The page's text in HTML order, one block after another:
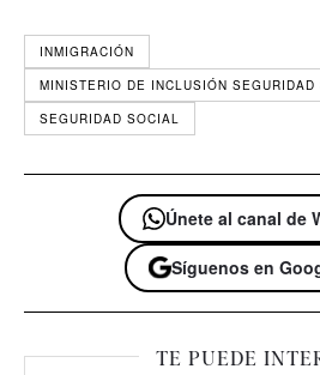
INMIGRACIÓN
MINISTERIO DE INCLUSIÓN
SEGURIDAD SOCIAL
Únete al canal de
Síguenos en
TE PUEDE